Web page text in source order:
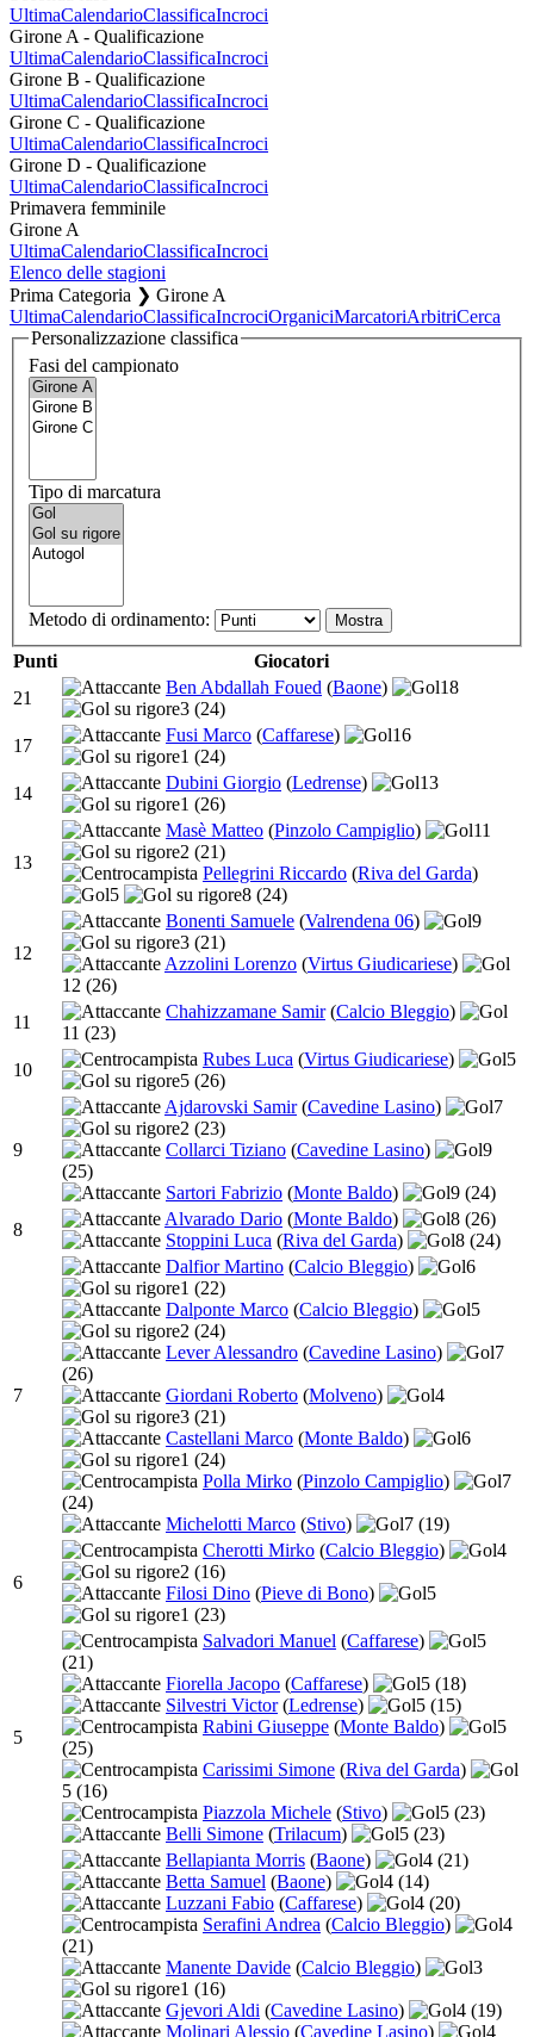
UltimaCalendarioClassificaIncroci
Girone A - Qualificazione
UltimaCalendarioClassificaIncroci
Girone B - Qualificazione
UltimaCalendarioClassificaIncroci
Girone C - Qualificazione
UltimaCalendarioClassificaIncroci
Girone D - Qualificazione
UltimaCalendarioClassificaIncroci
Primavera femminile
Girone A
UltimaCalendarioClassificaIncroci
Elenco delle stagioni
Prima Categoria ❯ Girone A
UltimaCalendarioClassificaIncrociOrganiciMarcatoriArbitriCerca
Personalizzazione classifica
Fasi del campionato
Tipo di marcatura
Metodo di ordinamento:
Punti
Giocatori
21
Ben Abdallah Foued (Baone)
18
3 (24)
17
Fusi Marco (Caffarese)
16
1 (24)
14
Dubini Giorgio (Ledrense)
13
1 (26)
13
Masè Matteo (Pinzolo Campiglio)
11
2 (21)
Pellegrini Riccardo (Riva del Garda)
5
8 (24)
12
Bonenti Samuele (Valrendena 06)
9
3 (21)
Azzolini Lorenzo (Virtus Giudicariese)
12 (26)
11
Chahizzamane Samir (Calcio Bleggio)
11 (23)
10
Rubes Luca (Virtus Giudicariese)
5
5 (26)
9
Ajdarovski Samir (Cavedine Lasino)
7
2 (23)
Collarci Tiziano (Cavedine Lasino)
9
(25)
Sartori Fabrizio (Monte Baldo) 9 (24)
8
Alvarado Dario (Monte Baldo) 8 (26)
Stoppini Luca (Riva del Garda) 8 (24)
7
Dalfior Martino (Calcio Bleggio)
6
1 (22)
Dalponte Marco (Calcio Bleggio)
5
2 (24)
Lever Alessandro (Cavedine Lasino)
7
(26)
Giordani Roberto (Molveno)
4
3 (21)
Castellani Marco (Monte Baldo)
6
1 (24)
Polla Mirko (Pinzolo Campiglio)
7
(24)
Michelotti Marco (Stivo) 7 (19)
6
Cherotti Mirko (Calcio Bleggio)
4
2 (16)
Filosi Dino (Pieve di Bono)
5
1 (23)
5
Salvadori Manuel (Caffarese)
5
(21)
Fiorella Jacopo (Caffarese) 5 (18)
Silvestri Victor (Ledrense) 5 (15)
Rabini Giuseppe (Monte Baldo)
5
(25)
Carissimi Simone (Riva del Garda)
5 (16)
Piazzola Michele (Stivo) 5 (23)
Belli Simone (Trilacum) 5 (23)
Bellapianta Morris (Baone) 4 (21)
Betta Samuel (Baone) 4 (14)
Luzzani Fabio (Caffarese) 4 (20)
Serafini Andrea (Calcio Bleggio)
4
(21)
Manente Davide (Calcio Bleggio)
3
1 (16)
Gjevori Aldi (Cavedine Lasino) 4 (19)
Molinari Alessio (Cavedine Lasino) 4